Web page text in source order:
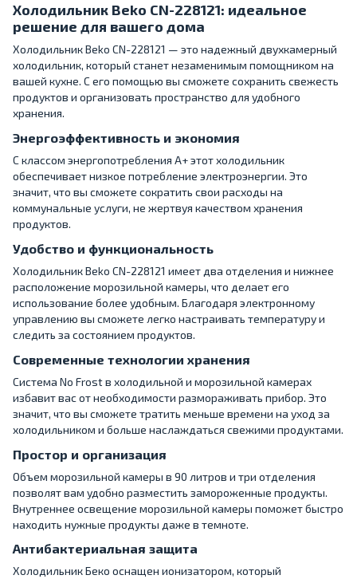
Холодильник Beko CN-228121: идеальное
решение для вашего дома
Холодильник Beko CN-228121 — это надежный двухкамерный
холодильник, который станет незаменимым помощником на
вашей кухне. С его помощью вы сможете сохранить свежесть
продуктов и организовать пространство для удобного
хранения.
Энергоэффективность и экономия
С классом энергопотребления A+ этот холодильник
обеспечивает низкое потребление электроэнергии. Это
значит, что вы сможете сократить свои расходы на
коммунальные услуги, не жертвуя качеством хранения
продуктов.
Удобство и функциональность
Холодильник Beko CN-228121 имеет два отделения и нижнее
расположение морозильной камеры, что делает его
использование более удобным. Благодаря электронному
управлению вы сможете легко настраивать температуру и
следить за состоянием продуктов.
Современные технологии хранения
Система No Frost в холодильной и морозильной камерах
избавит вас от необходимости размораживать прибор. Это
значит, что вы сможете тратить меньше времени на уход за
холодильником и больше наслаждаться свежими продуктами.
Простор и организация
Объем морозильной камеры в 90 литров и три отделения
позволят вам удобно разместить замороженные продукты.
Внутреннее освещение морозильной камеры поможет быстро
находить нужные продукты даже в темноте.
Антибактериальная защита
Холодильник Беко оснащен ионизатором, который